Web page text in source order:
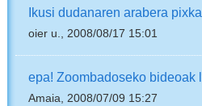
Ikusi dudanaren arabera
oier u., 2008/08/17 15:01
epa! Zoombadoseko bideoak
Amaia, 2008/07/09 15:27